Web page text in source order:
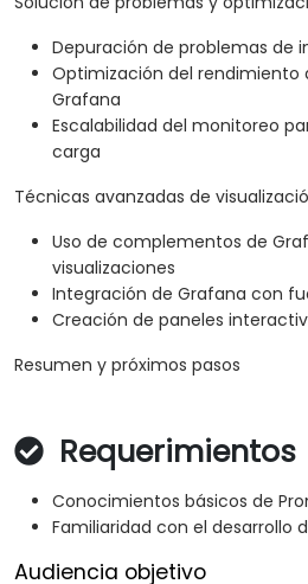
Depuración de problemas de
Optimización del rendimiento
Grafana
Escalabilidad del monitoreo
carga
Técnicas avanzadas de
Uso de complementos de
visualizaciones
Integración de Grafana con
Creación de paneles
Resumen y próximos pasos
Requerimientos
Conocimientos básicos de
Familiaridad con el desarrollo
Audiencia objetivo